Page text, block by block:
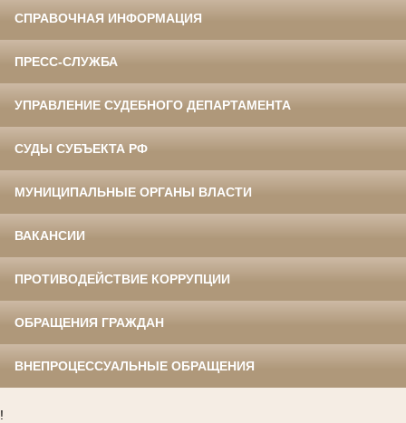
СПРАВОЧНАЯ ИНФОРМАЦИЯ
ПРЕСС-СЛУЖБА
УПРАВЛЕНИЕ СУДЕБНОГО ДЕПАРТАМЕНТА
СУДЫ СУБЪЕКТА РФ
МУНИЦИПАЛЬНЫЕ ОРГАНЫ ВЛАСТИ
ВАКАНСИИ
ПРОТИВОДЕЙСТВИЕ КОРРУПЦИИ
ОБРАЩЕНИЯ ГРАЖДАН
ВНЕПРОЦЕССУАЛЬНЫЕ ОБРАЩЕНИЯ
!